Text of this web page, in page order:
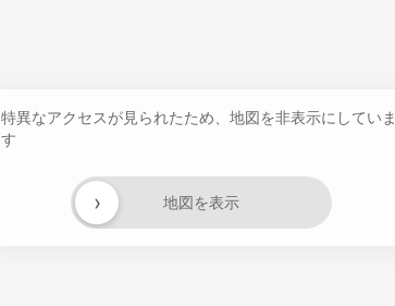
特異なアクセスが見られたため、地図を非表示にしていま
す
地図を表示
›